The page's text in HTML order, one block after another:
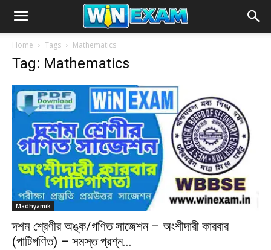
Home Tags Mathematics
Tag: Mathematics
Madhyamik
দশম শ্রেণীর অঙ্ক/গণিত সাজেশন – অংশীদারী কারবার
(পাটিগণিত) – সমস্ত প্রশ্ন...